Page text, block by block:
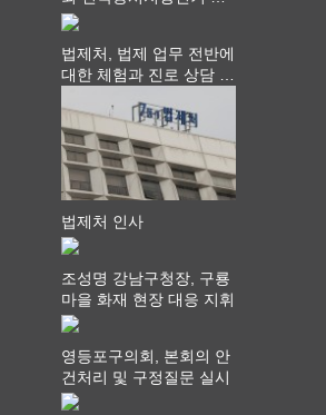
"공직사회는 어느 때보다
를 지켜야 할 것"
법제처, 법제 업무 전반에
대한 체험과 진로 상담 기
법제처 인사
조성명 강남구청장, 구룡
마을 화재 현장 대응 지휘
영등포구의회, 본회의 안
건처리 및 구정질문 실시